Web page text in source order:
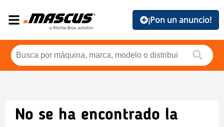
¡Pon un anuncio!
No se ha encontrado la